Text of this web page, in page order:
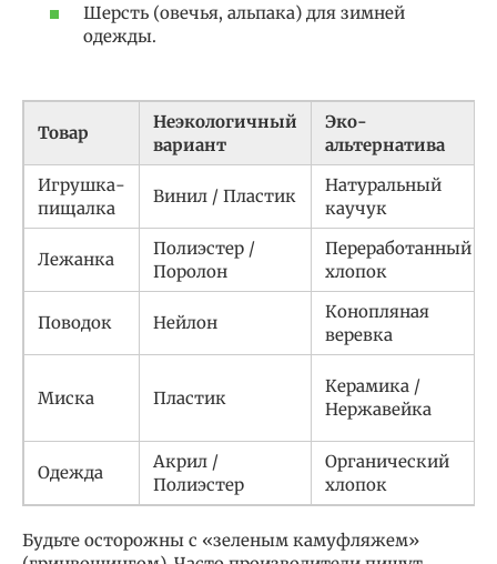
Шерсть (овечья, альпака) для зимней
одежды.
Товар
Неэкологичный
вариант
Эко-
альтернатива
Игрушка-
пищалка
Винил / Пластик
Натуральный
каучук
Лежанка
Полиэстер /
Поролон
Переработанный
хлопок
Поводок Нейлон
Конопляная
веревка
Миска Пластик
Керамика /
Нержавейка
Одежда
Акрил /
Полиэстер
Органический
хлопок
Будьте осторожны с «зеленым камуфляжем»